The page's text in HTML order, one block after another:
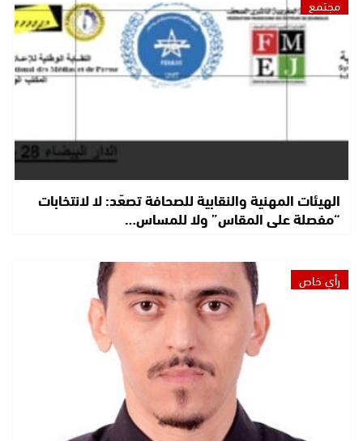
مجتمع
الهيئات المهنية والنقابية للصحافة تصعّد: لا لانتخابات
“مفصلة على المقاس” ولا للمساس…
رأي خاص